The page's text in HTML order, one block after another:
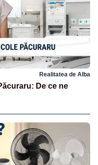
Realitatea de Alba
De ce ne